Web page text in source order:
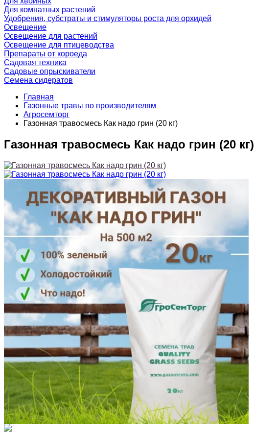
Для комнатных растений
Удобрения, субстраты и стимуляторы роста для орхидей
Освещение
Освещение для растений
Освещение для птицеводства
Препараты от короеда
Садовая техника
Садовые опрыскиватели
Семена сидератов
Главная
Газонные травы по производителям
Агросемторг
Газонная травосмесь Как надо грин (20 кг)
Газонная травосмесь Как надо грин (20 кг)